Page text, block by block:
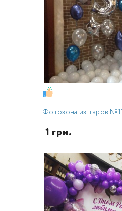
Фотозона из шаров №11
1 грн.